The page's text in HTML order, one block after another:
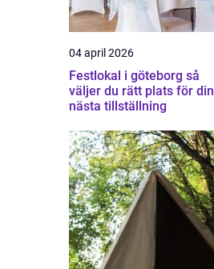
04 april 2026
Festlokal i göteborg så
väljer du rätt plats för din
nästa tillställning